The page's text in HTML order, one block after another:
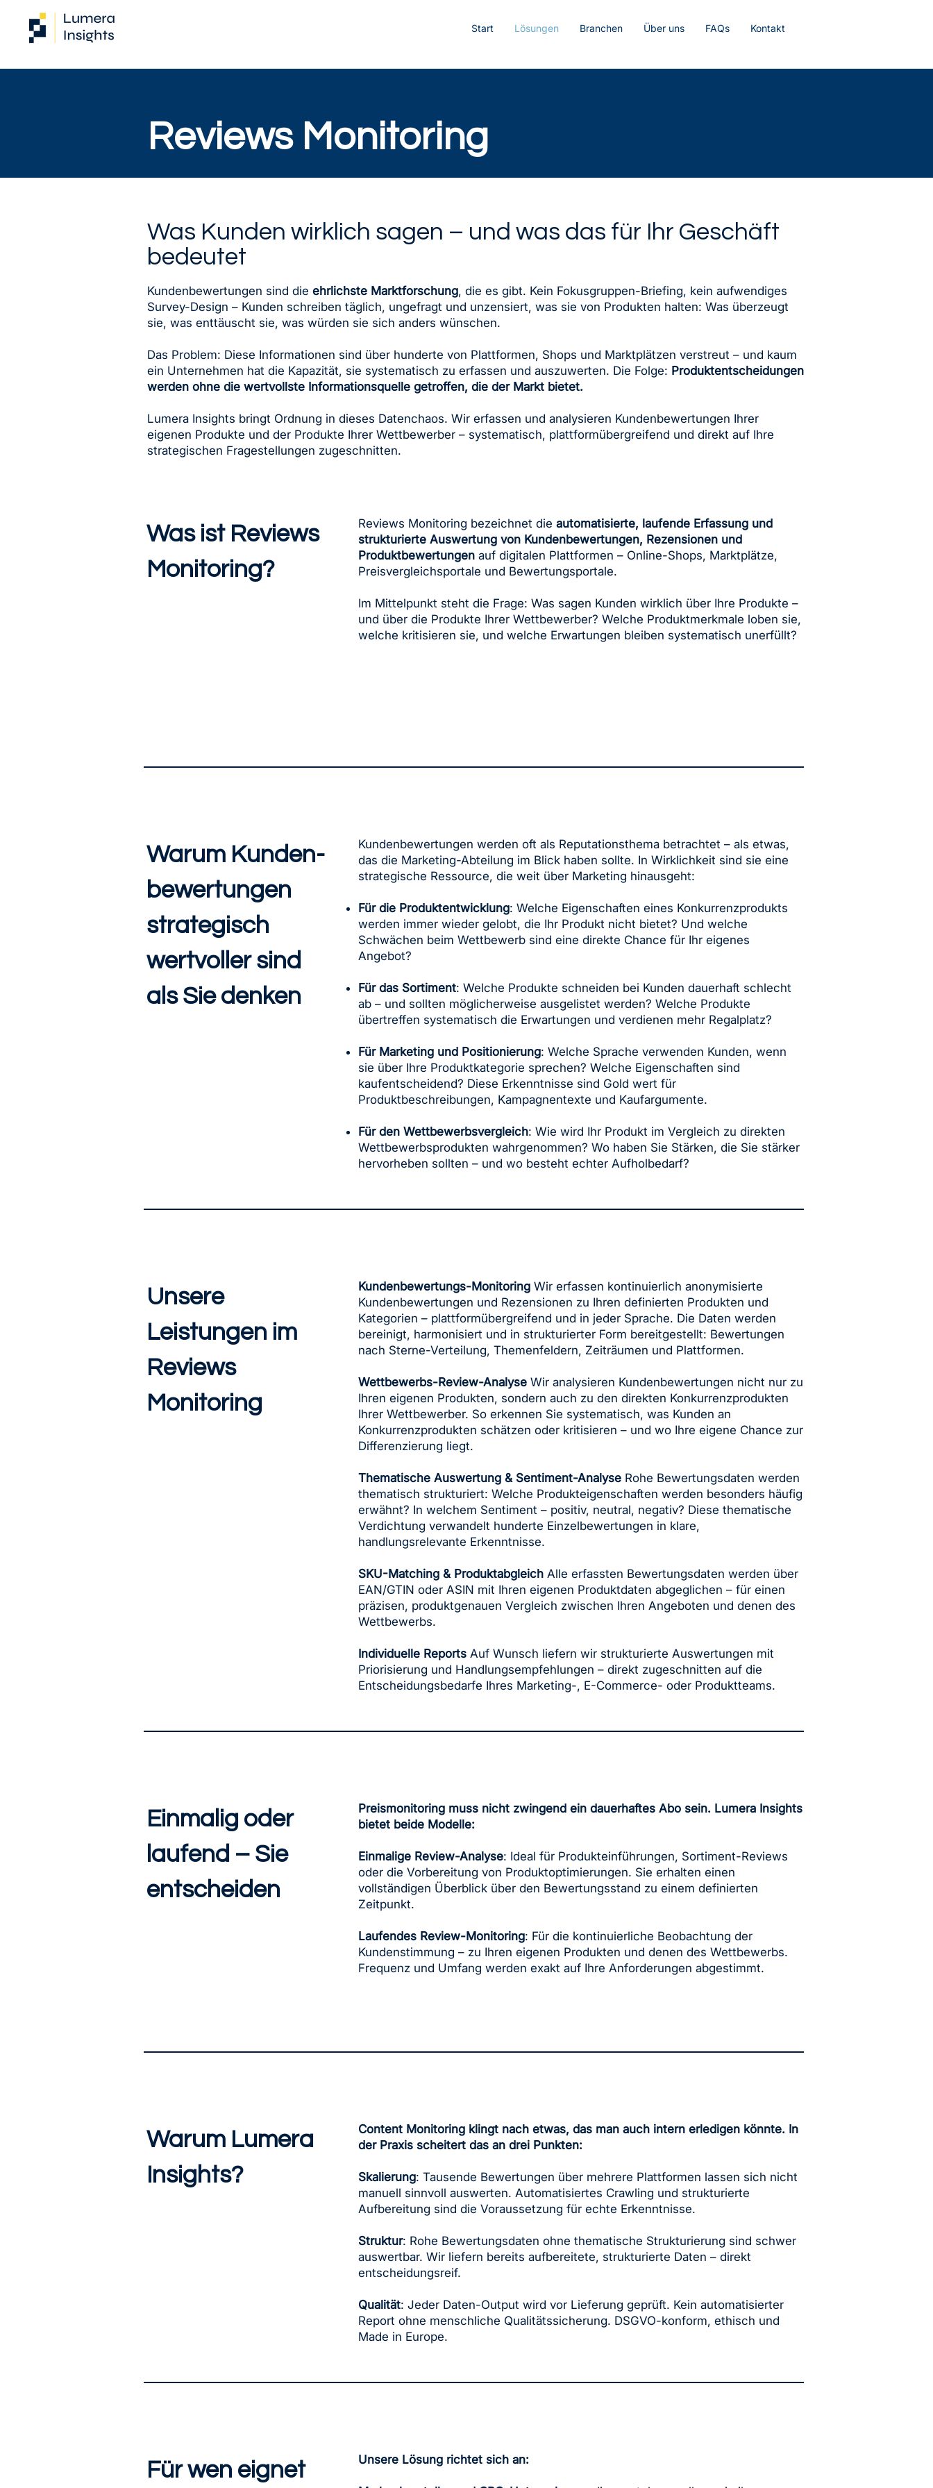
Start Lösungen Branchen Über uns FAQs Kontakt
Reviews Monitoring
Was Kunden wirklich sagen – und was das für Ihr Geschäft
bedeutet
Kundenbewertungen sind die ehrlichste Marktforschung, die es gibt. Kein Fokusgruppen-Briefing, kein aufwendiges
Survey-Design – Kunden schreiben täglich, ungefragt und unzensiert, was sie von Produkten halten: Was überzeugt
sie, was enttäuscht sie, was würden sie sich anders wünschen.
Das Problem: Diese Informationen sind über hunderte von Plattformen, Shops und Marktplätzen verstreut – und kaum
ein Unternehmen hat die Kapazität, sie systematisch zu erfassen und auszuwerten. Die Folge: Produktentscheidungen
werden ohne die wertvollste Informationsquelle getroffen, die der Markt bietet.
Lumera Insights bringt Ordnung in dieses Datenchaos. Wir erfassen und analysieren Kundenbewertungen Ihrer
eigenen Produkte und der Produkte Ihrer Wettbewerber – systematisch, plattformübergreifend und direkt auf Ihre
strategischen Fragestellungen zugeschnitten.
Was ist Reviews
Monitoring?
Reviews Monitoring bezeichnet die automatisierte, laufende Erfassung und
strukturierte Auswertung von Kundenbewertungen, Rezensionen und
Produktbewertungen auf digitalen Plattformen – Online-Shops, Marktplätze,
Preisvergleichsportale und Bewertungsportale.
Im Mittelpunkt steht die Frage: Was sagen Kunden wirklich über Ihre Produkte –
und über die Produkte Ihrer Wettbewerber? Welche Produktmerkmale loben sie,
welche kritisieren sie, und welche Erwartungen bleiben systematisch unerfüllt?
Warum Kunden-
bewertungen
strategisch
wertvoller sind
als Sie denken
Kundenbewertungen werden oft als Reputationsthema betrachtet – als etwas,
das die Marketing-Abteilung im Blick haben sollte. In Wirklichkeit sind sie eine
strategische Ressource, die weit über Marketing hinausgeht:
Für die Produktentwicklung: Welche Eigenschaften eines Konkurrenzprodukts
werden immer wieder gelobt, die Ihr Produkt nicht bietet? Und welche
Schwächen beim Wettbewerb sind eine direkte Chance für Ihr eigenes
Angebot?
Für das Sortiment: Welche Produkte schneiden bei Kunden dauerhaft schlecht
ab – und sollten möglicherweise ausgelistet werden? Welche Produkte
übertreffen systematisch die Erwartungen und verdienen mehr Regalplatz?
Für Marketing und Positionierung: Welche Sprache verwenden Kunden, wenn
sie über Ihre Produktkategorie sprechen? Welche Eigenschaften sind
kaufentscheidend? Diese Erkenntnisse sind Gold wert für
Produktbeschreibungen, Kampagnentexte und Kaufargumente.
Für den Wettbewerbsvergleich: Wie wird Ihr Produkt im Vergleich zu direkten
Wettbewerbsprodukten wahrgenommen? Wo haben Sie Stärken, die Sie stärker
hervorheben sollten – und wo besteht echter Aufholbedarf?
Unsere
Leistungen im
Reviews
Monitoring
Kundenbewertungs-Monitoring Wir erfassen kontinuierlich anonymisierte
Kundenbewertungen und Rezensionen zu Ihren definierten Produkten und
Kategorien – plattformübergreifend und in jeder Sprache. Die Daten werden
bereinigt, harmonisiert und in strukturierter Form bereitgestellt: Bewertungen
nach Sterne-Verteilung, Themenfeldern, Zeiträumen und Plattformen.
Wettbewerbs-Review-Analyse Wir analysieren Kundenbewertungen nicht nur zu
Ihren eigenen Produkten, sondern auch zu den direkten Konkurrenzprodukten
Ihrer Wettbewerber. So erkennen Sie systematisch, was Kunden an
Konkurrenzprodukten schätzen oder kritisieren – und wo Ihre eigene Chance zur
Differenzierung liegt.
Thematische Auswertung & Sentiment-Analyse Rohe Bewertungsdaten werden
thematisch strukturiert: Welche Produkteigenschaften werden besonders häufig
erwähnt? In welchem Sentiment – positiv, neutral, negativ? Diese thematische
Verdichtung verwandelt hunderte Einzelbewertungen in klare,
handlungsrelevante Erkenntnisse.
SKU-Matching & Produktabgleich Alle erfassten Bewertungsdaten werden über
EAN/GTIN oder ASIN mit Ihren eigenen Produktdaten abgeglichen – für einen
präzisen, produktgenauen Vergleich zwischen Ihren Angeboten und denen des
Wettbewerbs.
Individuelle Reports Auf Wunsch liefern wir strukturierte Auswertungen mit
Priorisierung und Handlungsempfehlungen – direkt zugeschnitten auf die
Entscheidungsbedarfe Ihres Marketing-, E-Commerce- oder Produktteams.
Einmalig oder
laufend – Sie
entscheiden
Preismonitoring muss nicht zwingend ein dauerhaftes Abo sein. Lumera Insights
bietet beide Modelle:
Einmalige Review-Analyse: Ideal für Produkteinführungen, Sortiment-Reviews
oder die Vorbereitung von Produktoptimierungen. Sie erhalten einen
vollständigen Überblick über den Bewertungsstand zu einem definierten
Zeitpunkt.
Laufendes Review-Monitoring: Für die kontinuierliche Beobachtung der
Kundenstimmung – zu Ihren eigenen Produkten und denen des Wettbewerbs.
Frequenz und Umfang werden exakt auf Ihre Anforderungen abgestimmt.
Warum Lumera
Insights?
Content Monitoring klingt nach etwas, das man auch intern erledigen könnte. In
der Praxis scheitert das an drei Punkten:
Skalierung: Tausende Bewertungen über mehrere Plattformen lassen sich nicht
manuell sinnvoll auswerten. Automatisiertes Crawling und strukturierte
Aufbereitung sind die Voraussetzung für echte Erkenntnisse.
Struktur: Rohe Bewertungsdaten ohne thematische Strukturierung sind schwer
auswertbar. Wir liefern bereits aufbereitete, strukturierte Daten – direkt
entscheidungsreif.
Qualität: Jeder Daten-Output wird vor Lieferung geprüft. Kein automatisierter
Report ohne menschliche Qualitätssicherung. DSGVO-konform, ethisch und
Made in Europe.
Für wen eignet Unsere Lösung richtet sich an: